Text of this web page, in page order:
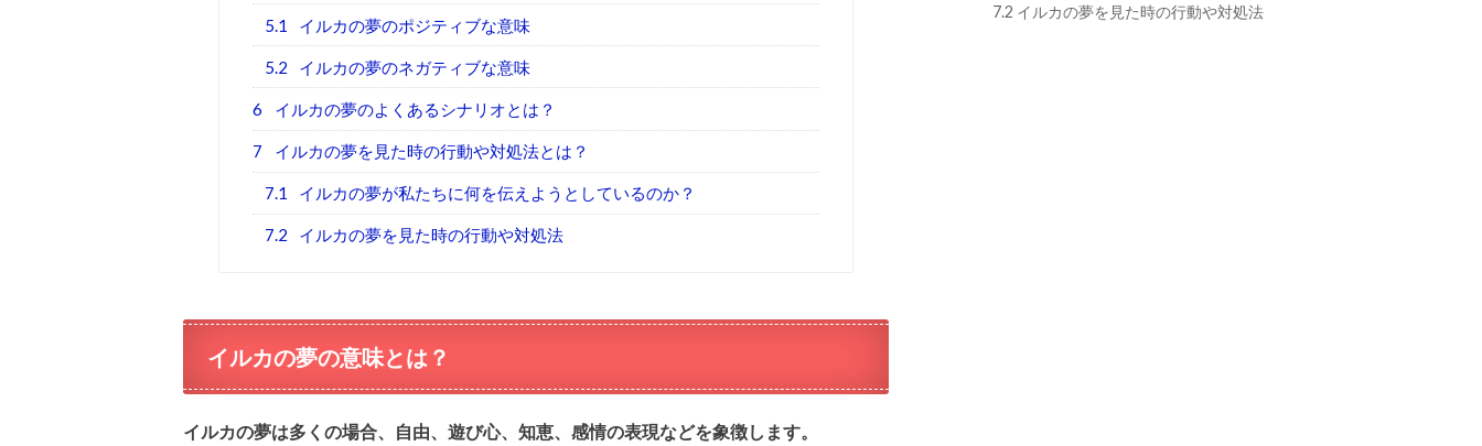
5.1 イルカの夢のポジティブな意味
5.2 イルカの夢のネガティブな意味
6 イルカの夢のよくあるシナリオとは？
7 イルカの夢を見た時の行動や対処法とは？
7.1 イルカの夢が私たちに何を伝えようとしているのか？
7.2 イルカの夢を見た時の行動や対処法
イルカの夢の意味とは？
イルカの夢は多くの場合、自由、遊び心、知恵、感情の表現などを象徴します。
7.2 イルカの夢を見た時の行動や対処法